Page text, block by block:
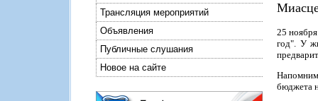
Трансляция мероприятий
Объявления
Публичные слушания
Новое на сайте
25
год". У
бюджета